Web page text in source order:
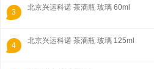
3
北京兴运科诺 茶滴瓶 玻璃 60ml
4
北京兴运科诺 茶滴瓶 玻璃 125ml